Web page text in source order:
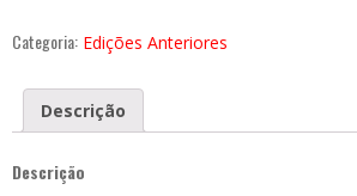
2014
revistas-
papel)
Categoria: Edições Anteriores
Descrição
Descrição